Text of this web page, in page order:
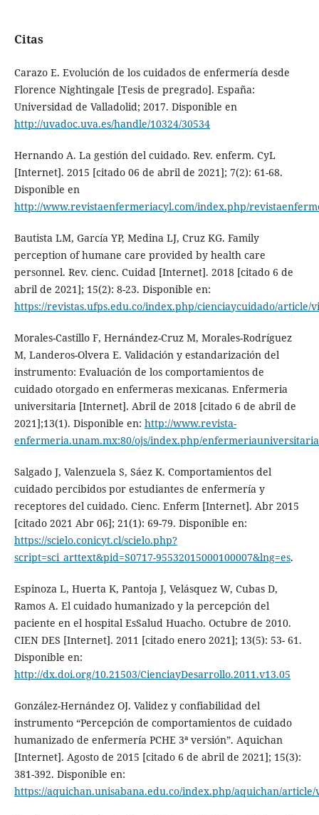
Citas
Carazo E. Evolución de los cuidados de enfermería desde
Florence Nightingale [Tesis de pregrado]. España:
Universidad de Valladolid; 2017. Disponible en
http://uvadoc.uva.es/handle/10324/30534
Hernando A. La gestión del cuidado. Rev. enferm. CyL
[Internet]. 2015 [citado 06 de abril de 2021]; 7(2): 61-68.
Disponible en
http://www.revistaenfermeriacyl.com/index.php/
Bautista LM, García YP, Medina LJ, Cruz KG. Family
perception of humane care provided by health care
personnel. Rev. cienc. Cuidad [Internet]. 2018 [citado 6 de
abril de 2021]; 15(2): 8-23. Disponible en:
https://revistas.ufps.edu.co/index.php/cienciaycuidado/article/
Morales-Castillo F, Hernández-Cruz M, Morales-Rodríguez
M, Landeros-Olvera E. Validación y estandarización del
instrumento: Evaluación de los comportamientos de
cuidado otorgado en enfermeras mexicanas. Enfermeria
universitaria [Internet]. Abril de 2018 [citado 6 de abril de
2021];13(1). Disponible en: http://www.revista-
enfermeria.unam.mx:80/ojs/index.php/
Salgado J, Valenzuela S, Sáez K. Comportamientos del
cuidado percibidos por estudiantes de enfermería y
receptores del cuidado. Cienc. Enferm [Internet]. Abr 2015
[citado 2021 Abr 06]; 21(1): 69-79. Disponible en:
https://scielo.conicyt.cl/scielo.php?
script=sci_arttext&pid=S0717-95532015000100007&lng=es.
Espinoza L, Huerta K, Pantoja J, Velásquez W, Cubas D,
Ramos A. El cuidado humanizado y la percepción del
paciente en el hospital EsSalud Huacho. Octubre de 2010.
CIEN DES [Internet]. 2011 [citado enero 2021]; 13(5): 53- 61.
Disponible en:
http://dx.doi.org/10.21503/CienciayDesarrollo.2011.v13.05
González-Hernández OJ. Validez y confiabilidad del
instrumento “Percepción de comportamientos de cuidado
humanizado de enfermería PCHE 3ª versión”. Aquichan
[Internet]. Agosto de 2015 [citado 6 de abril de 2021]; 15(3):
381-392. Disponible en:
https://aquichan.unisabana.edu.co/index.php/aquichan/article/